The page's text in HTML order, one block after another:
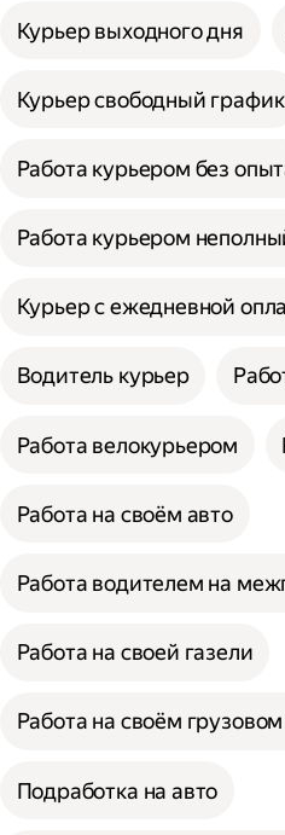
Курьер выходного дня
Курьер свободный график
Работа курьером без
Работа курьером
Курьер с ежедневной
Водитель курьер
Работа велокурьером
Работа на своём авто
Работа водителем на
Работа на своей газели
Работа на своём
Подработка на авто